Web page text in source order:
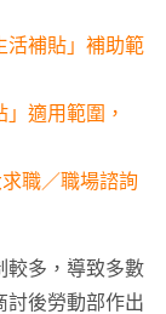
活補貼」​補助範
適用範圍，
職／職場諮詢
較多，導致多數
討後勞動部作出